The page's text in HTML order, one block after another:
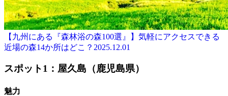
【九州にある『森林浴の森100選』】気軽にアクセスできる
近場の森14か所はどこ？ 2025.12.01
スポット1：屋久島（鹿児島県）
魅力